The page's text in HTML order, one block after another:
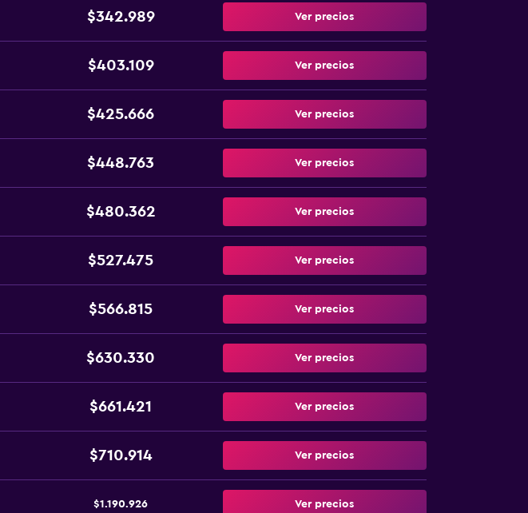
$342.989 Ver precios
$403.109 Ver precios
$425.666 Ver precios
$448.763 Ver precios
$480.362 Ver precios
$527.475 Ver precios
$566.815 Ver precios
$630.330 Ver precios
$661.421 Ver precios
$710.914 Ver precios
$1.190.926 Ver precios